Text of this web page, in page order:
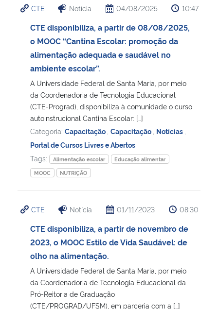
Ministério da Cidadania
Ministério de Minas e Energia
Ministério da Ciência, Tecnologia, Inovações e Comunicações
Ministério do Meio Ambiente
Ministério do Turismo
Ministério do Desenvolvimento Regional
Controladoria-Geral da União
Ministério da Mulher, da Família e dos Direitos Humanos
Secretaria-Geral
Gabinete de Segurança Institucional
CTE Notícia 04/08/2025 10:47
CTE disponibiliza, a partir de 08/08/2025,
o MOOC “Cantina Escolar: promoção da
alimentação adequada e saudável no
ambiente escolar”.
A Universidade Federal de Santa Maria, por meio
da Coordenadoria de Tecnologia Educacional
(CTE-Prograd), disponibiliza à comunidade o curso
autoinstrucional Cantina Escolar: […]
Categoria: Capacitação Capacitação Notícias
Portal de Cursos Livres e Abertos
Tags:
Alimentação escolar
Educação alimentar
MOOC
NUTRIÇÃO
CTE Notícia 01/11/2023 08:30
CTE disponibiliza, a partir de novembro de
2023, o MOOC Estilo de Vida Saudável: de
olho na alimentação.
A Universidade Federal de Santa Maria, por meio
da Coordenadoria de Tecnologia Educacional da
Pró-Reitoria de Graduação
(CTE/PROGRAD/UFSM), em parceria com a […]